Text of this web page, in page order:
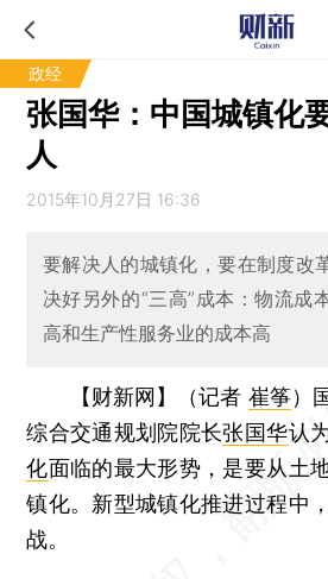
政经
张国华：中国城镇化
人
2015年10月27日 16:36
要解决人的城镇化，要在制度改
决好另外的“三高”成本：物流成
高和生产性服务业的成本高
【财新网】（记者 崔筝）
综合交通规划院院长张国华认
化面临的最大形势，是要从土
镇化。新型城镇化推进过程中
战。